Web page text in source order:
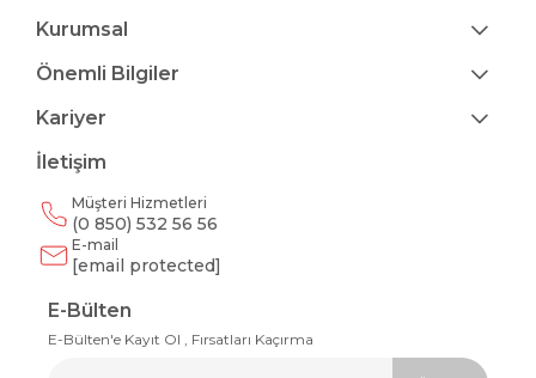
Kurumsal
Önemli Bilgiler
Kariyer
İletişim
Müşteri Hizmetleri
(0 850) 532 56 56
E-mail
[email protected]
E-Bülten
E-Bülten'e Kayıt Ol , Fırsatları Kaçırma